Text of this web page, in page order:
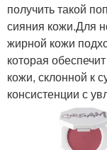
получить такой
сияния кожи.Для
жирной кожи
которая
кожи, склонной к
консистенции с